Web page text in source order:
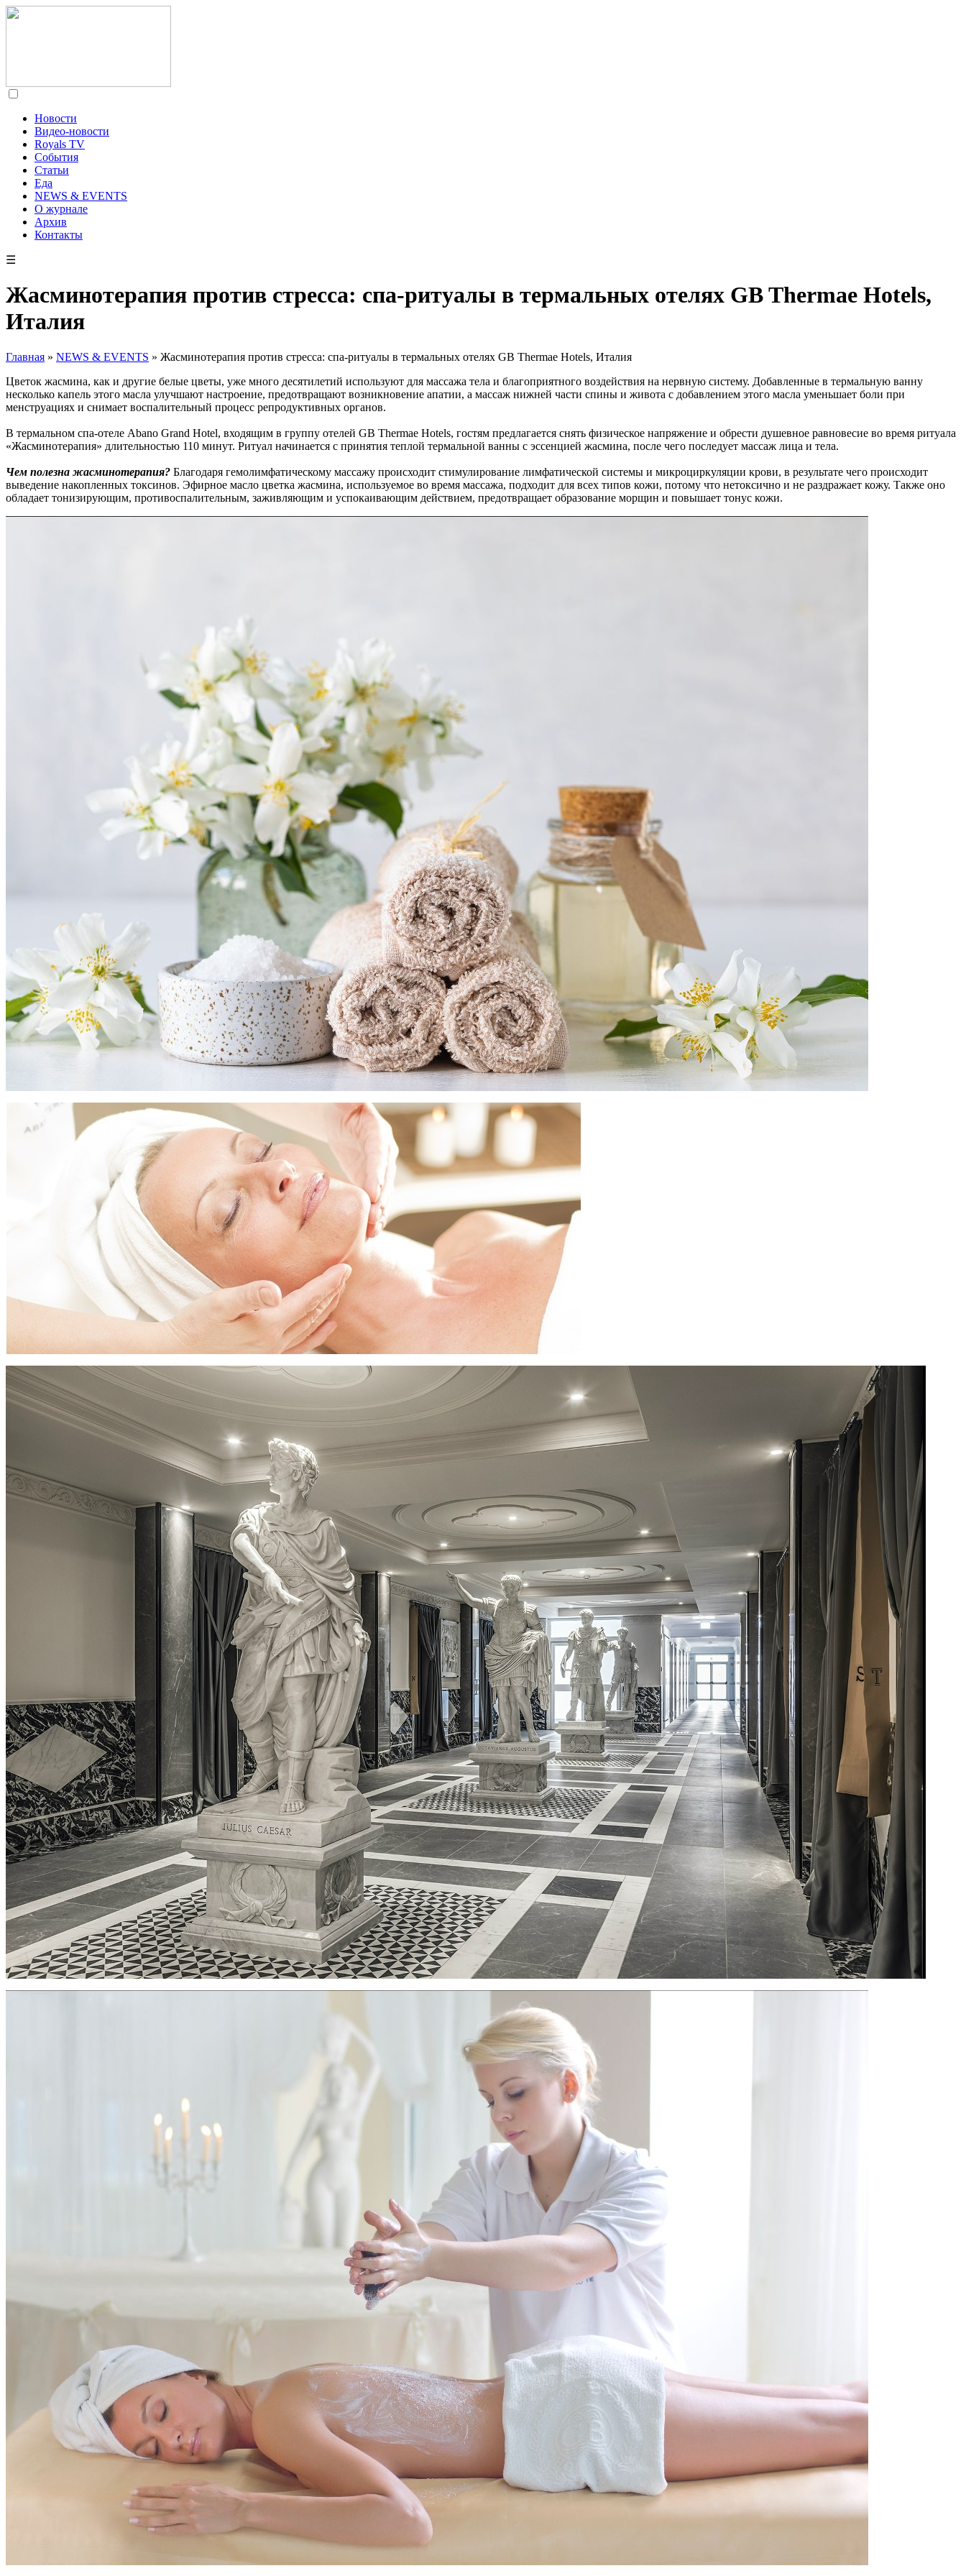
Новости
Видео-новости
Royals TV
События
Статьи
Еда
NEWS & EVENTS
О журнале
Архив
Контакты
☰
Жасминотерапия против стресса: cпа-ритуалы в термальных отелях GB Thermae Hotels,
Италия
Главная » NEWS & EVENTS » Жасминотерапия против стресса: cпа-ритуалы в термальных отелях GB Thermae Hotels, Италия
Цветок жасмина, как и другие белые цветы, уже много десятилетий используют для массажа тела и благоприятного воздействия на нервную систему. Добавленные в термальную ванну
несколько капель этого масла улучшают настроение, предотвращают возникновение апатии, а массаж нижней части спины и живота с добавлением этого масла уменьшает боли при
менструациях и снимает воспалительный процесс репродуктивных органов.
В термальном спа-отеле Abano Grand Hotel, входящим в группу отелей GB Thermae Hotels, гостям предлагается снять физическое напряжение и обрести душевное равновесие во время ритуала
«Жасминотерапия» длительностью 110 минут. Ритуал начинается с принятия теплой термальной ванны с эссенцией жасмина, после чего последует массаж лица и тела.
Чем полезна жасминотерапия? Благодаря гемолимфатическому массажу происходит стимулирование лимфатической системы и микроциркуляции крови, в результате чего происходит
выведение накопленных токсинов. Эфирное масло цветка жасмина, используемое во время массажа, подходит для всех типов кожи, потому что нетоксично и не раздражает кожу. Также оно
обладает тонизирующим, противоспалительным, заживляющим и успокаивающим действием, предотвращает образование морщин и повышает тонус кожи.